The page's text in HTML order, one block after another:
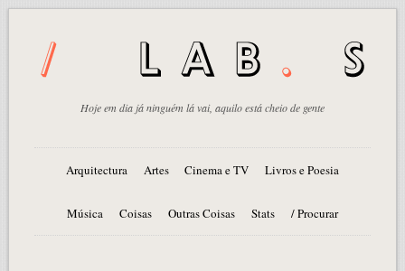
Hoje em dia já ninguém lá vai, aquilo está cheio de gente
Arquitectura Artes Cinema e TV Livros e Poesia
Música Coisas Outras Coisas Stats / Procurar